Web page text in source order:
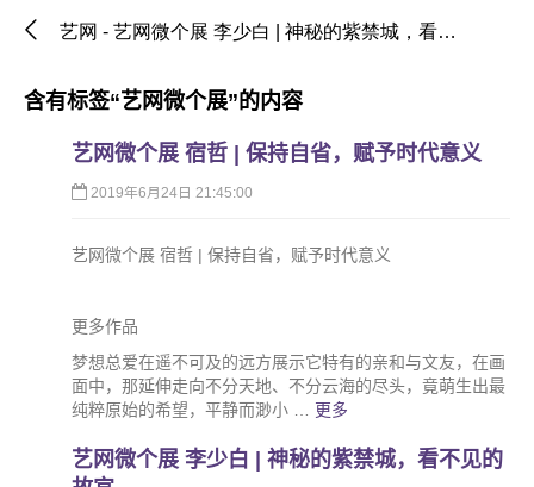
艺网 - 艺网微个展 李少白 | 神秘的紫禁城，看不见的故宫 - 含有标签“艺网微个展”的内容 - 标签